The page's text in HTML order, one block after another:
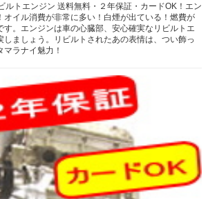
ルトエンジン 送料無料・２年保証・カードOK！エン
オイル消費が非常に多い！白煙が出ている！燃費が
す。エンジンは車の心臓部、安心確実なリビルトエ
しましょう。リビルトされたあの表情は、つい飾っ
ラナイ魅力！